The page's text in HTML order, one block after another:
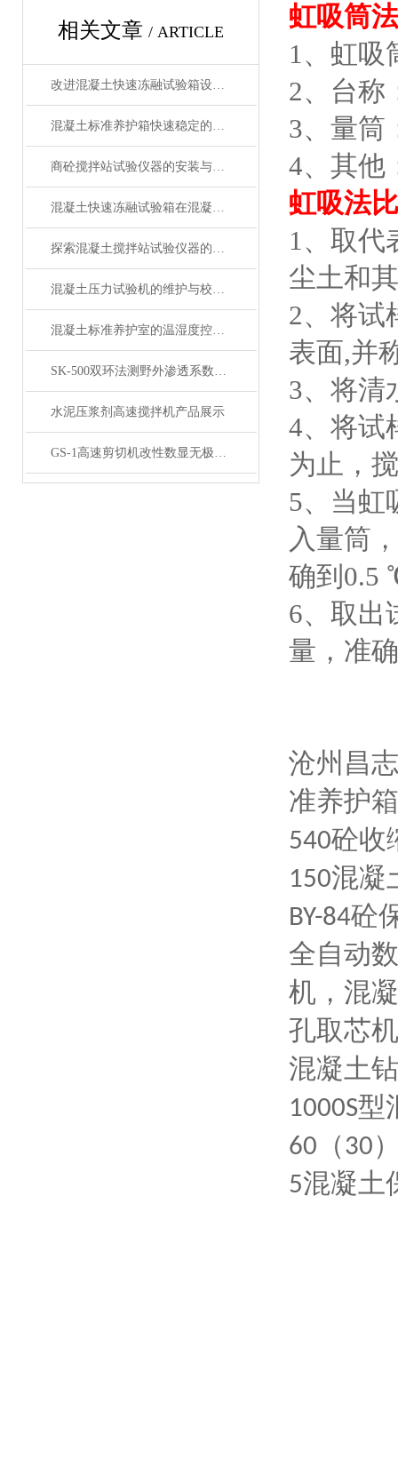
相关文章 / ARTICLE
改进混凝土快速冻融试验箱设计以增强其性能的方法
混凝土标准养护箱快速稳定的温湿度调节，确保标准化养护
商砼搅拌站试验仪器的安装与操作技巧
混凝土快速冻融试验箱在混凝土行业中的重要作用与应用领域说明
探索混凝土搅拌站试验仪器的种类与功能
混凝土压力试验机的维护与校准方法是怎样的？
混凝土标准养护室的温湿度控制技术详解
SK-500双环法测野外渗透系数试验装置 产品简介
水泥压浆剂高速搅拌机产品展示
GS-1高速剪切机改性数显无极调速乳化机产品展示
虹吸筒
1、虹吸
2、台称
3、量筒
4、其他
虹吸法
1、取代
尘土和
2、将试
表面,并
3、将清
4、将试
为止，
5、当虹
入量筒
确到0.5
6、取出
量，准
沧州 昌志
准养护
540砼收
150混凝
BY-84砼
全自动
机，混
孔取芯
混凝土
1000S型
60 （30
5混凝土